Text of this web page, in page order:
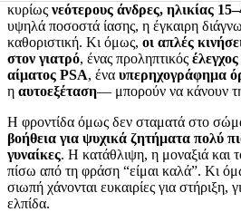
κυρίως νεότερους άνδρες, ηλικίας
υψηλά ποσοστά ίασης, η έγκαιρη
καθοριστική. Κι όμως, οι απλές
στον γιατρό, ένας προληπτικός
αίματος PSA, ένα υπερηχογράφημα
η αυτοεξέταση— μπορούν να κάνουν
Η φροντίδα όμως δεν σταματά στο
βοήθεια για ψυχικά ζητήματα πολύ
γυναίκες. Η κατάθλιψη, η μοναξιά και
πίσω από τη φράση “είμαι καλά”. Κι
σιωπή χάνονται ευκαιρίες για στήριξη,
ελπίδα.